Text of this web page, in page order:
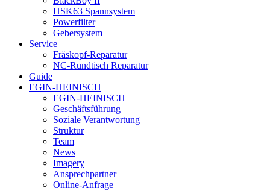
HSK63 Spannsystem
Powerfilter
Gebersystem
Service
Fräskopf-Reparatur
NC-Rundtisch Reparatur
Guide
EGIN-HEINISCH
EGIN-HEINISCH
Geschäftsführung
Soziale Verantwortung
Struktur
Team
News
Imagery
Ansprechpartner
Online-Anfrage